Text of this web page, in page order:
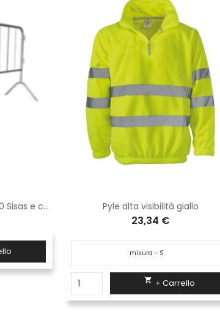
Transenna modulare 110x200 Sisas e completa di zampe tipo normale Pyle alta visibilità giallo
23,34 €
 + Carrello